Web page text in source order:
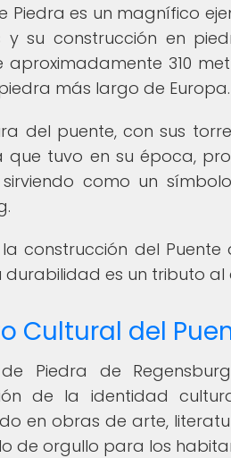
Piedra es un magnífico
y su construcción en
aproximadamente 310
más largo de Europa.
del puente, con sus
que tuvo en su época,
sirviendo como un
la construcción del
durabilidad es un tributo
Cultural del
de Piedra de
de la identidad
en obras de arte,
de orgullo para los